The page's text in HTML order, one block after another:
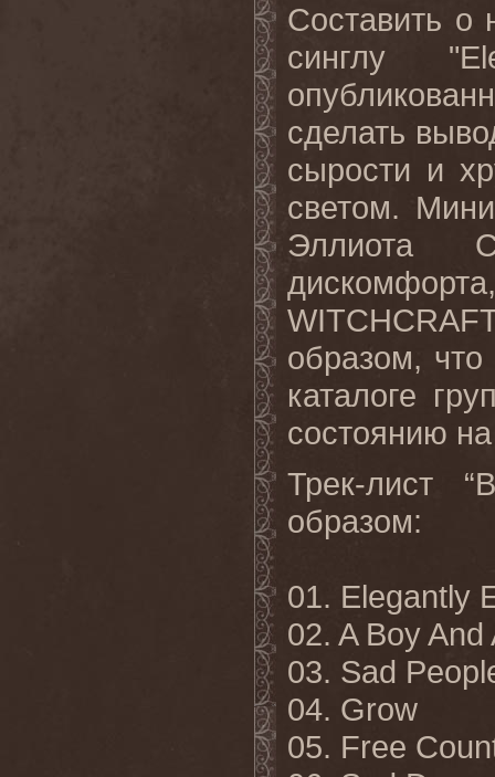
Составить о
синглу "
сделать
сырости и
светом.
Эллиота
WITCHCRAFT
образом, что
каталоге
состоянию
Трек-лист “
образом:
01. Elegantly
02. A Boy And
03. Sad
04. Grow
05. Free